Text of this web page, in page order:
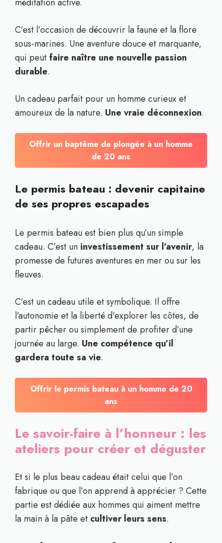
C’est l’occasion de découvrir la faune et la flore
sous-marines. Une aventure douce et marquante,
qui peut faire naître une nouvelle passion
durable.
Un cadeau parfait pour un homme curieux et
amoureux de la nature. Une vraie déconnexion.
Offrir un baptême de plongée à un homme
de 20 ans
Le permis bateau : devenir capitaine
de ses propres escapades
Le permis bateau est bien plus qu’un simple
cadeau. C’est un investissement sur l’avenir, la
promesse de futures aventures en mer ou sur les
fleuves.
C’est un cadeau utile et symbolique. Il offre
l’autonomie et la liberté d’explorer les côtes, de
partir pêcher ou simplement de profiter d’une
journée au large. Une compétence qu’il
gardera toute sa vie.
Offrir le permis bateau à un homme de 20
ans
Le savoir-faire à l’honneur : les
ateliers pour créer et déguster
Et si le plus beau cadeau était celui que l’on
fabrique ou que l’on apprend à apprécier ? Cette
partie est dédiée aux hommes qui aiment mettre
la main à la pâte et cultiver leurs sens.